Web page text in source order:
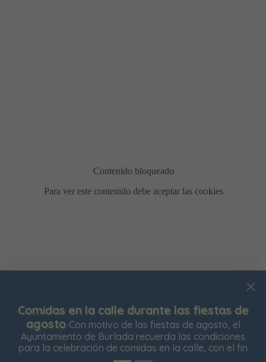
Comidas en la calle durante las fiestas de
agosto Con motivo de las fiestas de agosto, el
Ayuntamiento de Burlada recuerda las condiciones
para la celebración de comidas en la calle, con el fin
Usamos cookies para mejorar su experiencia de
navegación en nuestra web, para mostrarle contenidos
personalizados y analizar el tráfico de nuestra web.
Aceptar todas
Configurar